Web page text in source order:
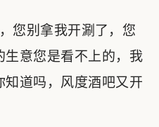
您别拿我开涮了，您
生意您是看不上的，我
道吗，风度酒吧又开